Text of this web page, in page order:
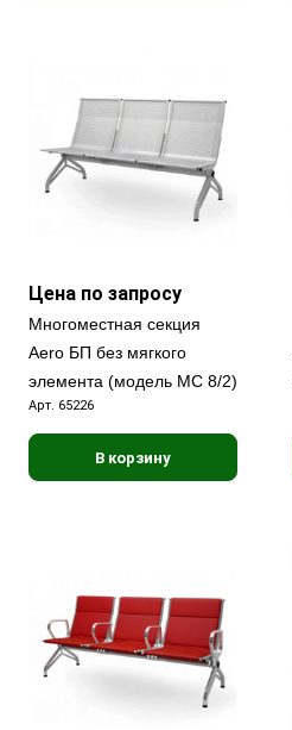
Цена по запросу
Многоместная секция
Aero БП без мягкого
элемента (модель МС 8/2)
Арт. 65226
В корзину